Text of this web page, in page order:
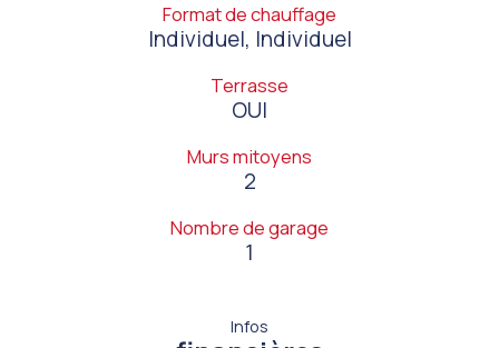
Format de chauffage
Individuel, Individuel
Terrasse
OUI
Murs mitoyens
2
Nombre de garage
1
Infos